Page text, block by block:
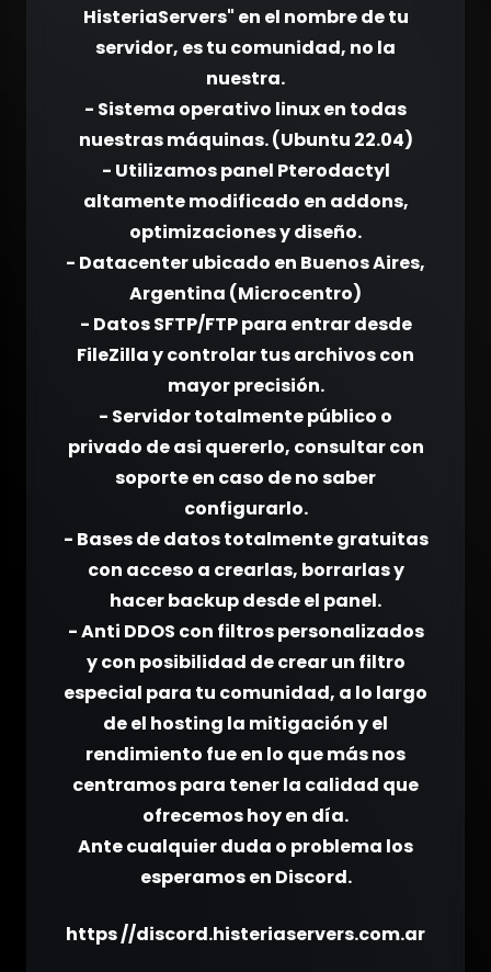
https //discord.histeriaservers.com.ar
HisteriaServers" en el nombre de tu
servidor, es tu comunidad, no la
nuestra.
- Sistema operativo linux en todas
nuestras máquinas. (Ubuntu 22.04)
- Utilizamos panel Pterodactyl
altamente modificado en addons,
optimizaciones y diseño.
- Datacenter ubicado en Buenos Aires,
Argentina (Microcentro)
- Datos SFTP/FTP para entrar desde
FileZilla y controlar tus archivos con
mayor precisión.
- Servidor totalmente público o
privado de asi quererlo, consultar con
soporte en caso de no saber
configurarlo.
- Bases de datos totalmente gratuitas
con acceso a crearlas, borrarlas y
hacer backup desde el panel.
- Anti DDOS con filtros personalizados
y con posibilidad de crear un filtro
especial para tu comunidad, a lo largo
de el hosting la mitigación y el
rendimiento fue en lo que más nos
centramos para tener la calidad que
ofrecemos hoy en día.
Ante cualquier duda o problema los
esperamos en Discord.